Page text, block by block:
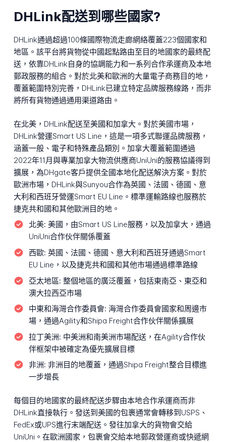
DHLink配送到哪些國家?
DHLink通過超過100條國際物流走廊網絡覆蓋223個國家和
地區。該平台將貨物從中國起點路由至目的地國家的最終配
送，依靠DHLink自身的協調能力和一系列合作承運商及本地
郵政服務的組合。對於北美和歐洲的大量電子商務目的地，
覆蓋範圍特別完善，DHLink已建立特定品牌服務線路，而非
將所有貨物通過通用渠道路由。
在北美，DHLink配送至美國和加拿大。對於美國市場，
DHLink營運Smart US Line，這是一項多式聯運品牌服務，
涵蓋一般、電子和特殊產品類別。加拿大覆蓋範圍通過
2022年11月與專業加拿大物流供應商UniUni的服務協議得到
擴展，為DHgate客戶提供全國本地化配送解決方案。對於
歐洲市場，DHLink與Sunyou合作為英國、法國、德國、意
大利和西班牙營運Smart EU Line。標準運輸路線也服務於
捷克共和國和其他歐洲目的地。
北美: 美國，由Smart US Line服務，以及加拿大，通過
UniUni合作伙伴關係覆蓋
西歐: 英國、法國、德國、意大利和西班牙通過Smart
EU Line，以及捷克共和國和其他市場通過標準路線
亞太地區: 整個地區的廣泛覆蓋，包括東南亞、東亞和
澳大拉西亞市場
中東和海灣合作委員會: 海灣合作委員會國家和周邊市
場，通過Agility和Shipa Freight合作伙伴關係擴展
拉丁美洲: 中美洲和南美洲市場配送，在Agility合作伙
伴框架中被確定為優先擴展目標
非洲: 非洲目的地覆蓋，通過Shipa Freight整合目標進
一步增長
每個目的地國家的最終配送步驟由本地合作承運商而非
DHLink直接執行。發送到美國的包裹通常會轉移到USPS、
FedEx或UPS進行末端配送。發往加拿大的貨物會交給
UniUni。在歐洲國家，包裹會交給本地郵政營運商或快遞網